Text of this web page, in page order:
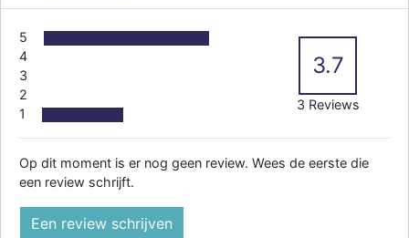
5
4
3
2
1
3.7
3 Reviews
Op dit moment is er nog geen review. Wees de eerste die
een review schrijft.
Een review schrijven